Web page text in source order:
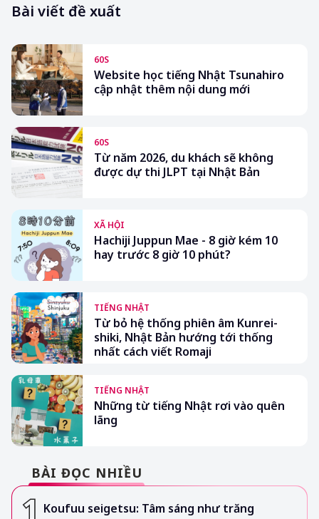
Bài viết đề xuất
60S
Website học tiếng Nhật Tsunahiro
cập nhật thêm nội dung mới
60S
Từ năm 2026, du khách sẽ không
được dự thi JLPT tại Nhật Bản
XÃ HỘI
Hachiji Juppun Mae - 8 giờ kém 10
hay trước 8 giờ 10 phút?
TIẾNG NHẬT
Từ bỏ hệ thống phiên âm Kunrei-
shiki, Nhật Bản hướng tới thống
nhất cách viết Romaji
TIẾNG NHẬT
Những từ tiếng Nhật rơi vào quên
lãng
BÀI ĐỌC NHIỀU
Koufuu seigetsu: Tâm sáng như trăng